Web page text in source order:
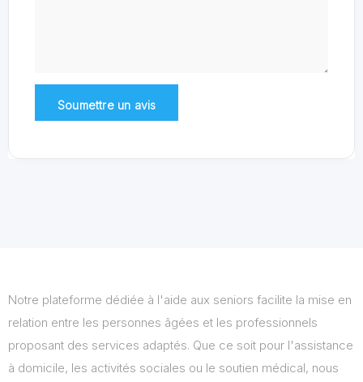
Notre plateforme dédiée à l'aide aux seniors facilite la mise en
relation entre les personnes âgées et les professionnels
proposant des services adaptés. Que ce soit pour l'assistance
à domicile, les activités sociales ou le soutien médical, nous